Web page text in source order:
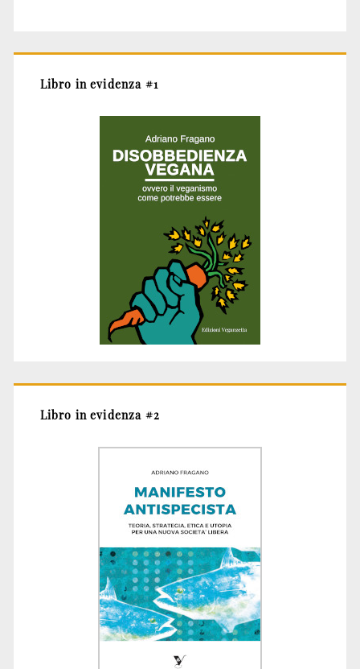
Libro in evidenza #1
Libro in evidenza #2